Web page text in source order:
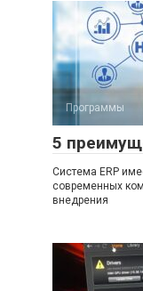
Программы
5
Система ERP
современных
внедрения